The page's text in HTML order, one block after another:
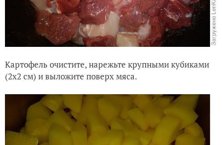
Картофель очистите, нарежьте крупными кубиками
(2х2 см) и выложите поверх мяса.